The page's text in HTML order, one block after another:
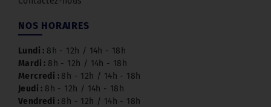
NOS HORAIRES
Lundi : 8h - 12h / 14h - 18h
Mardi : 8h - 12h / 14h - 18h
Mercredi : 8h - 12h / 14h - 18h
Jeudi : 8h - 12h / 14h - 18h
Vendredi : 8h - 12h / 14h - 18h